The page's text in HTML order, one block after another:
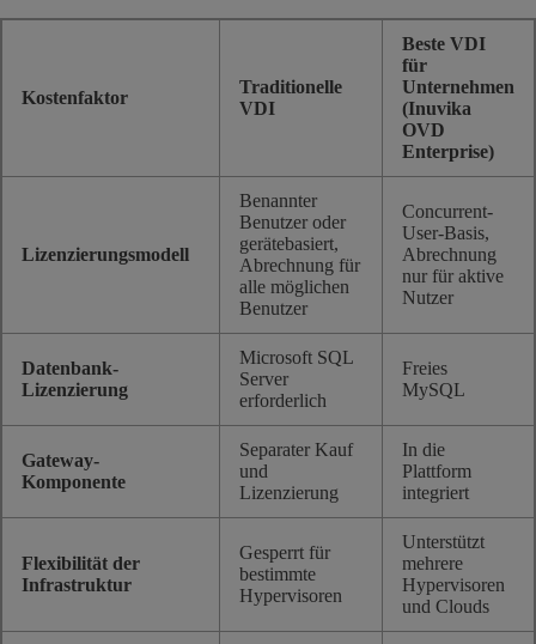
Kostenfaktor
Traditionelle
VDI
Beste VDI
für
Unternehmen
(Inuvika
OVD
Enterprise)
Lizenzierungsmodell
Benannter
Benutzer oder
gerätebasiert,
Abrechnung für
alle möglichen
Benutzer
Concurrent-
User-Basis,
Abrechnung
nur für aktive
Nutzer
Datenbank-
Lizenzierung
Microsoft SQL
Server
erforderlich
Freies
MySQL
Gateway-
Komponente
Separater Kauf
und
Lizenzierung
In die
Plattform
integriert
Flexibilität der
Infrastruktur
Gesperrt für
bestimmte
Hypervisoren
Unterstützt
mehrere
Hypervisoren
und Clouds